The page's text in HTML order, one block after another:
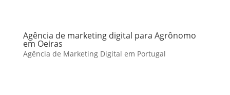
Agência de marketing digital para Agrônomo
em Oeiras
Agência de Marketing Digital em Portugal